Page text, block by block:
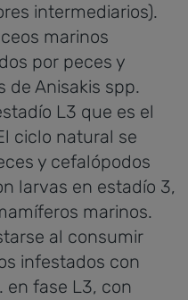
intermediarios).
marinos
por peces y
de Anisakis spp.
L3 que es el
ciclo natural se
y cefalópodos
larvas en estadío 3,
marinos.
al consumir
infestados con
en fase L3, con